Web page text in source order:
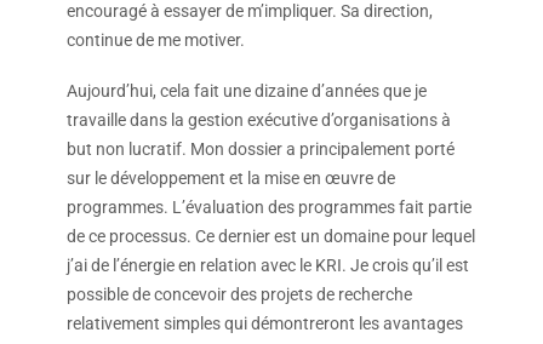
encouragé à essayer de m’impliquer. Sa direction,
continue de me motiver.
Aujourd’hui, cela fait une dizaine d’années que je
travaille dans la gestion exécutive d’organisations à
but non lucratif. Mon dossier a principalement porté
sur le développement et la mise en œuvre de
programmes. L’évaluation des programmes fait partie
de ce processus. Ce dernier est un domaine pour lequel
j’ai de l’énergie en relation avec le KRI. Je crois qu’il est
possible de concevoir des projets de recherche
relativement simples qui démontreront les avantages